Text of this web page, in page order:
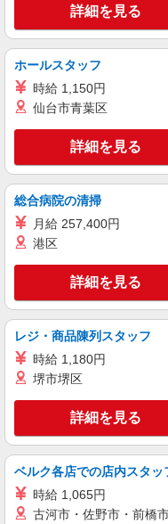
詳細を見る
ホールスタッフ
時給 1,150円
仙台市青葉区
詳細を見る
総合病院の清掃
月給 257,400円
港区
詳細を見る
レジ・商品陳列スタッフ
時給 1,180円
堺市堺区
詳細を見る
ベルク各店での店内スタッ
時給 1,065円
古河市・佐野市・前橋